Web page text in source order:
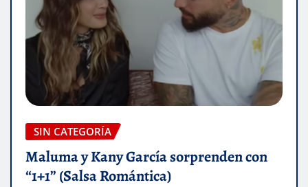
SIN CATEGORÍA
Maluma y Kany García sorprenden con
“1+1” (Salsa Romántica)